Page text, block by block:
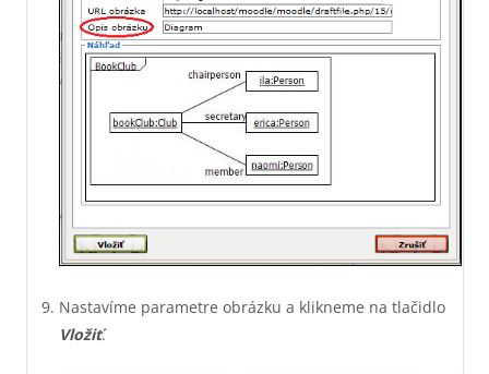
Nastavíme parametre obrázku a klikneme na tlačidlo
Vložiť.